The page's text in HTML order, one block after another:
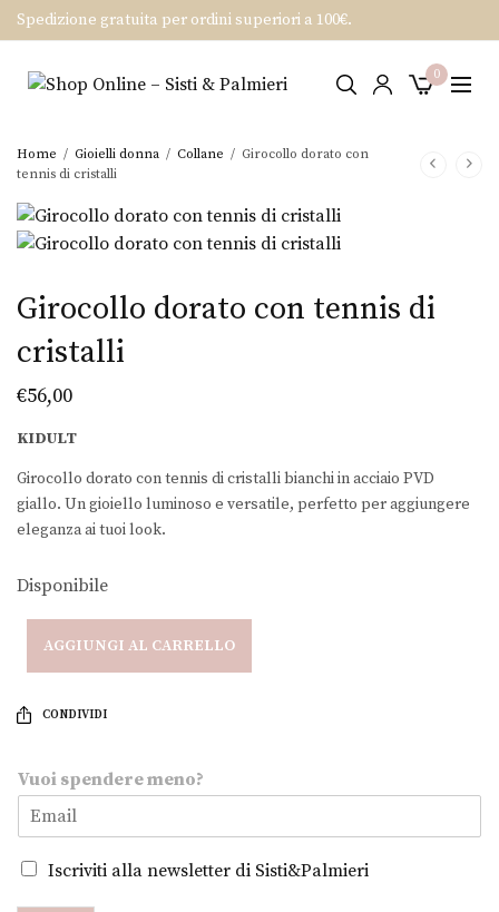
Spedizione gratuita per ordini superiori a 100€.
0
Home / Gioielli donna / Collane / Girocollo dorato con
tennis di cristalli
Girocollo dorato con tennis di
cristalli
€56,00
KIDULT
Girocollo dorato con tennis di cristalli bianchi in acciaio PVD
giallo. Un gioiello luminoso e versatile, perfetto per aggiungere
eleganza ai tuoi look.
Disponibile
AGGIUNGI AL CARRELLO
CONDIVIDI
V
u
i
s
p
e
Vuoi spendere meno?
Iscriviti alla newsletter di Sisti&Palmieri